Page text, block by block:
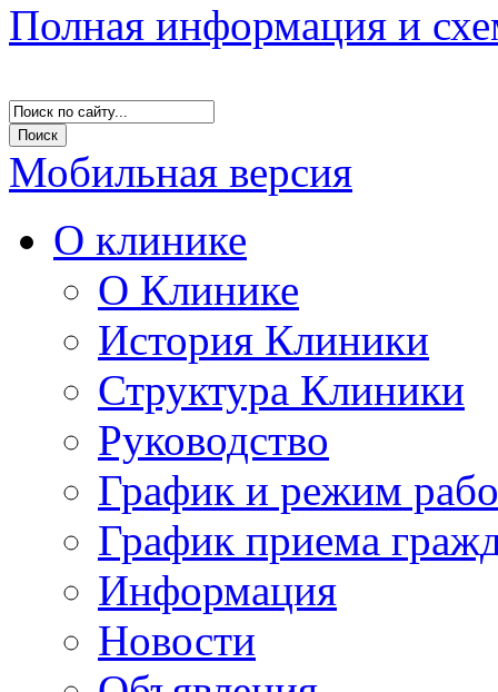
Полная информация и
Мобильная версия
О клинике
О Клинике
История Клиники
Структура Клиники
Руководство
График и режим
График приема
Информация
Новости